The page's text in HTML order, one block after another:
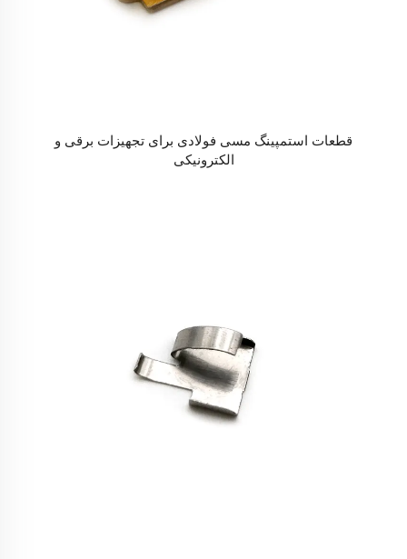
قطعات استمپینگ مسی فولادی برای تجهیزات برقی و
الکترونیکی